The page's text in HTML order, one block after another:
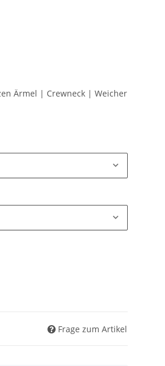
Ärmel | Crewneck | Weicher
Frage zum Artikel